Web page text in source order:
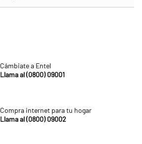
Cámbiate a Entel
Llama al (0800) 09001
Compra internet para tu hogar
Llama al (0800) 09002